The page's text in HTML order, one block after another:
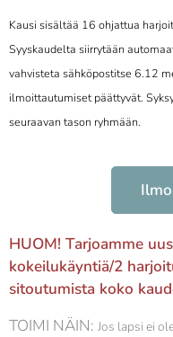
Kausi sisältää 16 ohjattua harjoit
Syyskaudelta siirrytään
vahvisteta sähköpostitse 6.12
ilmoittautumiset päättyvät.
seuraavan tason ryhmään.
HUOM! Tarjoamme
kokeilukäyntiä/2
sitoutumista koko
TOIMI NÄIN: Jos lapsi ei